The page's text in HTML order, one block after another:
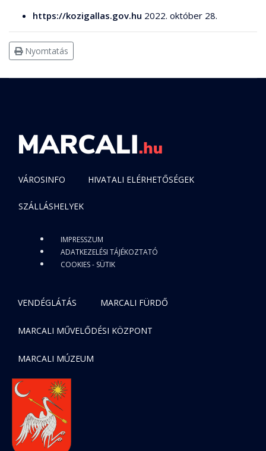
https://kozigallas.gov.hu 2022. október 28.
Nyomtatás
VÁROSINFO HIVATALI ELÉRHETŐSÉGEK
SZÁLLÁSHELYEK
IMPRESSZUM
ADATKEZELÉSI TÁJÉKOZTATÓ
COOKIES - SÜTIK
VENDÉGLÁTÁS MARCALI FÜRDŐ
MARCALI MŰVELŐDÉSI KÖZPONT
MARCALI MÚZEUM